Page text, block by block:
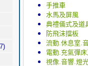
手推車
水馬及屏風
典禮儀式及道
防飛沫擋板
流動.休息室.
電動.充氣彈
視像.音響.燈